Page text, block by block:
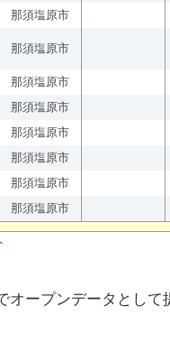
那須塩原市
那須塩原市
那須塩原市
那須塩原市
那須塩原市
那須塩原市
那須塩原市
那須塩原市
オープンデータとして